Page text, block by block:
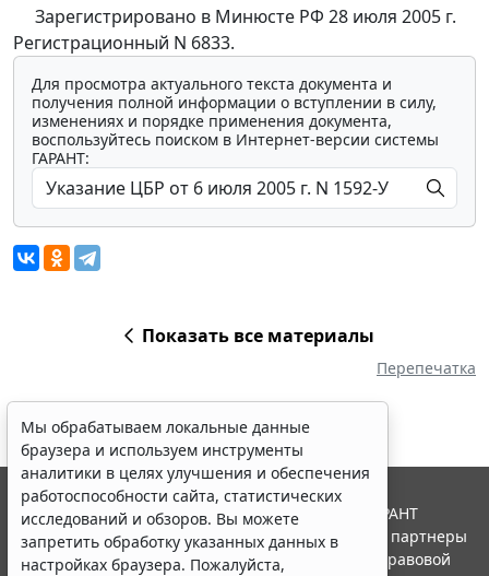
Зарегистрировано в Минюсте РФ 28 июля 2005 г.
Регистрационный N 6833.
Для просмотра актуального текста документа и
получения полной информации о вступлении в силу,
изменениях и порядке применения документа,
воспользуйтесь поиском в Интернет-версии системы
ГАРАНТ:
Показать все материалы
Перепечатка
Мы обрабатываем локальные данные
браузера и используем инструменты
аналитики в целях улучшения и обеспечения
работоспособности сайта, статистических
исследований и обзоров. Вы можете
запретить обработку указанных данных в
настройках браузера. Пожалуйста,
© ООО "НПП "ГАРАНТ-СЕРВИС", 2026. Система ГАРАНТ
выпускается с 1990 года. Компания "Гарант" и ее партнеры
являются участниками Российской ассоциации правовой